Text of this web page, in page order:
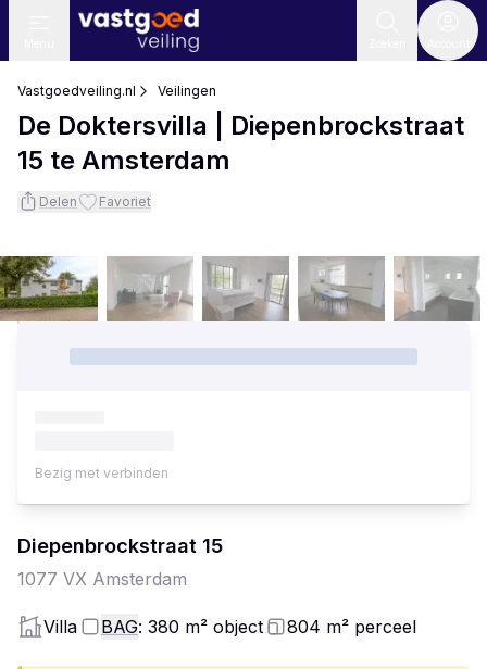
Vastgoedveiling.nl Veilingen
De Doktersvilla | Diepenbrockstraat
15 te Amsterdam
Delen Favoriet
Diepenbrockstraat 15
1077 VX Amsterdam
Villa BAG: 380 m² object 804 m² perceel
Bezig met verbinden